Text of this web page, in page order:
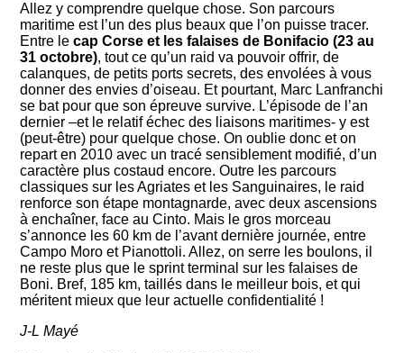
Allez y comprendre quelque chose. Son parcours
maritime est l’un des plus beaux que l’on puisse tracer.
Entre lecap Corse et les falaises de Bonifacio (23 au
31 octobre), tout ce qu’un raid va pouvoir offrir, de
calanques, de petits ports secrets, des envolées à vous
donner des envies d’oiseau. Et pourtant, Marc Lanfranchi
se bat pour que son épreuve survive. L’épisode de l’an
dernier –et le relatif échec des liaisons maritimes- y est
(peut-être) pour quelque chose. On oublie donc et on
repart en 2010 avec un tracé sensiblement modifié, d’un
caractère plus costaud encore. Outre les parcours
classiques sur les Agriates et les Sanguinaires, le raid
renforce son étape montagnarde, avec deux ascensions
à enchaîner, face au Cinto. Mais le gros morceau
s’annonce les 60 km de l’avant dernière journée, entre
Campo Moro et Pianottoli. Allez, on serre les boulons, il
ne reste plus que le sprint terminal sur les falaises de
Boni. Bref, 185 km, taillés dans le meilleur bois, et qui
méritent mieux que leur actuelle confidentialité !
J-L Mayé